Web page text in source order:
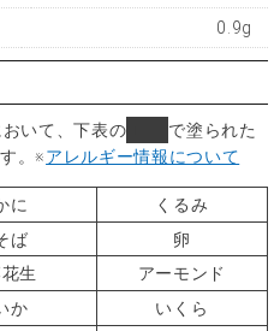
0.9g
いて、下表の
で塗られた
。※アレルギー情報について
に
くるみ
ば
卵
生
アーモンド
か
いくら